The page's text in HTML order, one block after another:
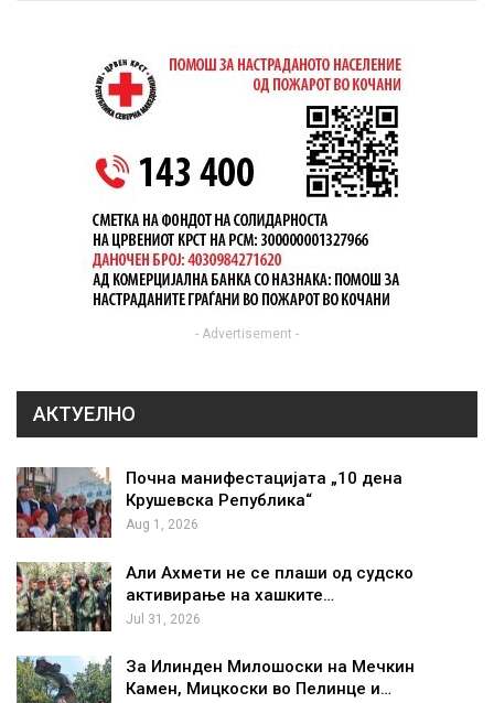
- Advertisement -
АКТУЕЛНО
Почна манифестацијата „10 дена
Крушевска Република“
Aug 1, 2026
Али Ахмети не се плаши од судско
активирање на хашките…
Jul 31, 2026
За Илинден Милошоски на Мечкин
Камен, Мицкоски во Пелинце и…